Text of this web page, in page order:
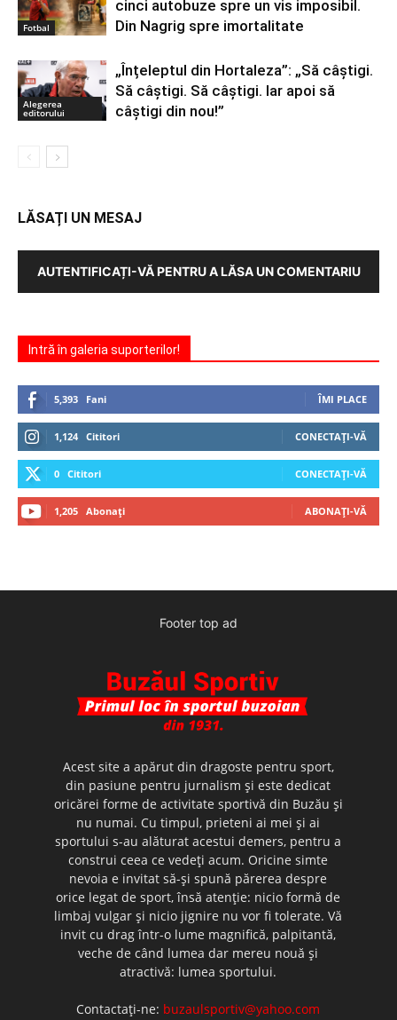
Fotbal
cinci autobuze spre un vis imposibil.
Din Nagrig spre imortalitate
Alegerea
editorului
„Înțeleptul din Hortaleza”: „Să câștigi.
Să câștigi. Să câștigi. Iar apoi să
câștigi din nou!”
LĂSAȚI UN MESAJ
AUTENTIFICAȚI-VĂ PENTRU A LĂSA UN COMENTARIU
Intră în galeria suporterilor!
5,393 Fani ÎMI PLACE
1,124 Cititori CONECTAȚI-VĂ
0 Cititori CONECTAȚI-VĂ
1,205 Abonați ABONAȚI-VĂ
Footer top ad
Acest site a apărut din dragoste pentru sport,
din pasiune pentru jurnalism şi este dedicat
oricărei forme de activitate sportivă din Buzău şi
nu numai. Cu timpul, prieteni ai mei şi ai
sportului s-au alăturat acestui demers, pentru a
construi ceea ce vedeţi acum. Oricine simte
nevoia e invitat să-şi spună părerea despre
orice legat de sport, însă atenţie: nicio formă de
limbaj vulgar şi nicio jignire nu vor fi tolerate. Vă
invit cu drag într-o lume magnifică, palpitantă,
veche de când lumea dar mereu nouă şi
atractivă: lumea sportului.
Contactați-ne: buzaulsportiv@yahoo.com